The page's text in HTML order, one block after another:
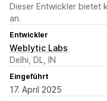
Dieser Entwickler bietet
an.
Entwickler
Weblytic Labs
Delhi, DL, IN
Eingeführt
17. April 2025